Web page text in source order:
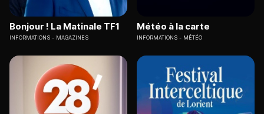
Bonjour ! La Matinale TF1
INFORMATIONS MAGAZINES
Météo à la carte
INFORMATIONS MÉTÉO